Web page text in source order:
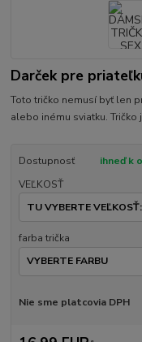
Darček pre
Toto tričko nemusí byť len
alebo inému sviatku. Tričko
Dostupnosť
ihneď k
VEĽKOSŤ
farba trička
Nie sme platcovia DPH